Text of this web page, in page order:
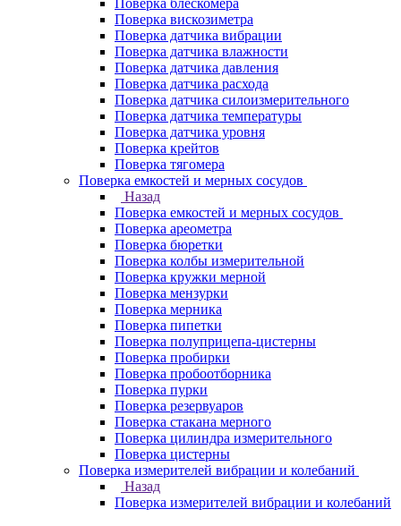
Поверка блескомера
Поверка вискозиметра
Поверка датчика вибрации
Поверка датчика влажности
Поверка датчика давления
Поверка датчика расхода
Поверка датчика силоизмерительного
Поверка датчика температуры
Поверка датчика уровня
Поверка крейтов
Поверка тягомера
Поверка емкостей и мерных сосудов
Назад
Поверка емкостей и мерных сосудов
Поверка ареометра
Поверка бюретки
Поверка колбы измерительной
Поверка кружки мерной
Поверка мензурки
Поверка мерника
Поверка пипетки
Поверка полуприцепа-цистерны
Поверка пробирки
Поверка пробоотборника
Поверка пурки
Поверка резервуаров
Поверка стакана мерного
Поверка цилиндра измерительного
Поверка цистерны
Поверка измерителей вибрации и колебаний
Назад
Поверка измерителей вибрации и колебаний